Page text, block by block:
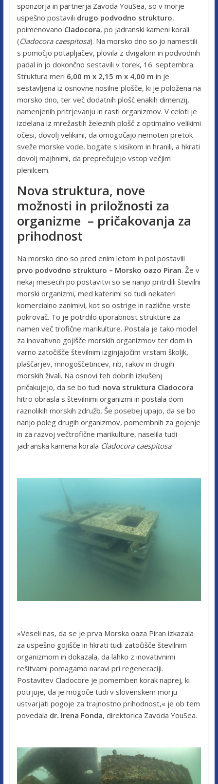
sponzorja in partnerja Zavoda YouSea, so v morje
uspešno postavili drugo podvodno strukturo,
poimenovano Cladocora, po jadranski kameni korali
(Cladocora caespitosa). Na morsko dno so jo namestili
s pomočjo potapljačev, plovila z dvigalom in podvodnih
padal in jo dokončno sestavili v torek, 16. septembra.
Struktura meri 6,00 m x 2,15 m x 4,00 m in je
sestavljena iz osnovne nosilne plošče, ki je položena na
morsko dno, ter več dodatnih plošč enakih dimenzij,
namenjenih pritrjevanju in rasti organizmov. V celoti je
izdelana iz mrežastih železnih plošč z optimalno velikimi
očesi, dovolj velikimi, da omogočajo nemoten pretok
sveže morske vode, bogate s kisikom in hranili, a hkrati
dovolj majhnimi, da preprečujejo vstop večjim
plenilcem.
Nova struktura, nove
možnosti in priložnosti za
organizme – pričakovanja za
prihodnost
Na morsko dno so pred enim letom in pol postavili
prvo podvodno strukturo – Morsko oazo Piran. Že v
nekaj mesecih po postavitvi so se nanjo pritrdili številni
morski organizmi, med katerimi so tudi nekateri
komercialno zanimivi, kot so ostrige in različne vrste
pokrovač. To je potrdilo uporabnost strukture za
namen več trofične marikulture. Postala je tako model
za inovativno gojišče morskih organizmov ter dom in
varno zatočišče številnim izginjajočim vrstam školjk,
plaščarjev, mnogoščetincev, rib, rakov in drugih
morskih živali. Na osnovi teh dobrih izkušenj
pričakujejo, da se bo tudi nova struktura Cladocora
hitro obrasla s številnimi organizmi in postala dom
raznolikih morskih združb. Še posebej upajo, da se bo
nanjo poleg drugih organizmov, pomembnih za gojenje
in za razvoj večtrofične marikulture, naselila tudi
jadranska kamena korala Cladocora caespitosa.
»Veseli nas, da se je prva Morska oaza Piran izkazala
za uspešno gojišče in hkrati tudi zatočišče številnim
organizmom in dokazala, da lahko z inovativnimi
rešitvami pomagamo naravi pri regeneraciji.
Postavitev Cladocore je pomemben korak naprej, ki
potrjuje, da je mogoče tudi v slovenskem morju
ustvarjati pogoje za trajnostno prihodnost,« je ob tem
povedala dr. Irena Fonda, direktorica Zavoda YouSea.